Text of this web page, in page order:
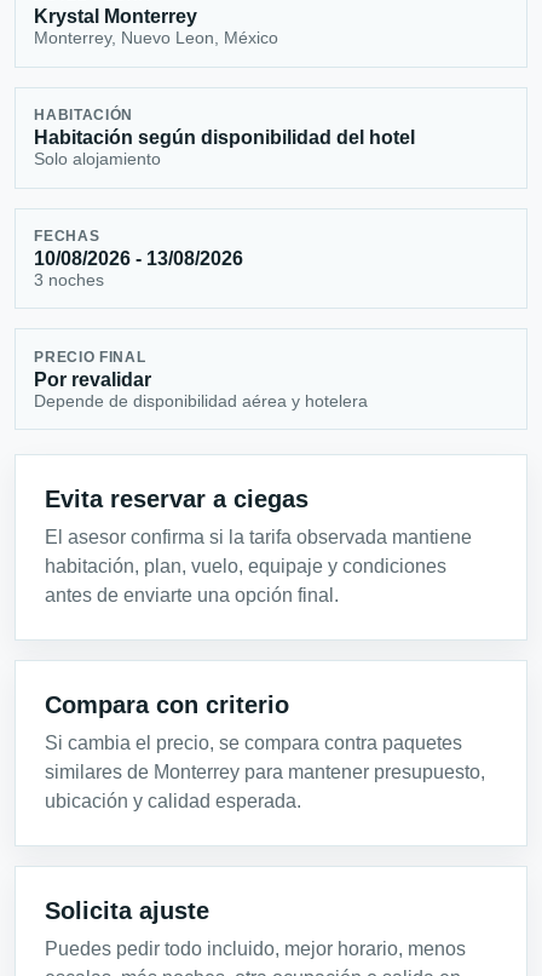
Krystal Monterrey
Monterrey, Nuevo Leon, México
HABITACIÓN
Habitación según disponibilidad del hotel
Solo alojamiento
FECHAS
10/08/2026 - 13/08/2026
3 noches
PRECIO FINAL
Por revalidar
Depende de disponibilidad aérea y hotelera
Evita reservar a ciegas
El asesor confirma si la tarifa observada mantiene
habitación, plan, vuelo, equipaje y condiciones
antes de enviarte una opción final.
Compara con criterio
Si cambia el precio, se compara contra paquetes
similares de Monterrey para mantener presupuesto,
ubicación y calidad esperada.
Solicita ajuste
Puedes pedir todo incluido, mejor horario, menos